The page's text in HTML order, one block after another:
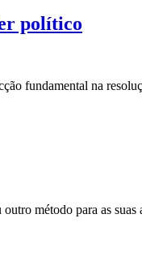
político
fundamental na
método para as